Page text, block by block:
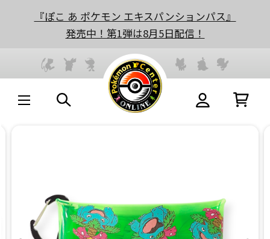
『ぽこ あ ポケモン エキスパンションパス』
発売中！第1弾は8月5日配信！